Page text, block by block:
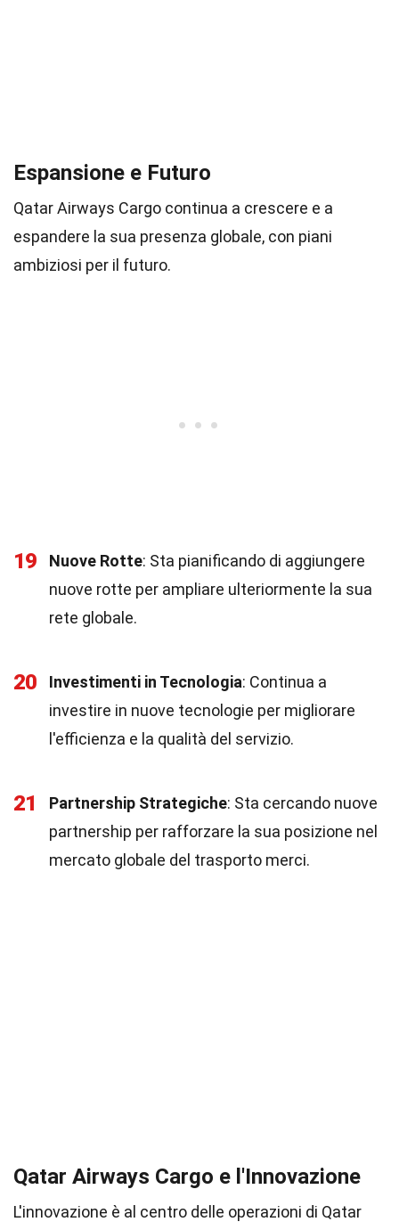
Espansione e Futuro
Qatar Airways Cargo continua a crescere e a
espandere la sua presenza globale, con piani
ambiziosi per il futuro.
19 Nuove Rotte: Sta pianificando di aggiungere
nuove rotte per ampliare ulteriormente la sua
rete globale.
20 Investimenti in Tecnologia: Continua a
investire in nuove tecnologie per migliorare
l'efficienza e la qualità del servizio.
21 Partnership Strategiche: Sta cercando nuove
partnership per rafforzare la sua posizione nel
mercato globale del trasporto merci.
Qatar Airways Cargo e l'Innovazione
L'innovazione è al centro delle operazioni di Qatar